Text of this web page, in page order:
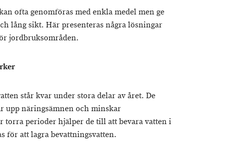
ofta genomföras med enkla medel men ge
lång sikt. Här presenteras några lösningar
jordbruksområden.
står kvar under stora delar av året. De
upp näringsämnen och minskar
torra perioder hjälper de till att bevara vatten i
för att lagra bevattningsvatten.